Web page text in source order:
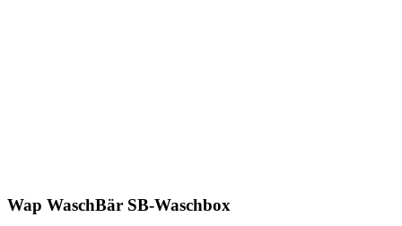
Wap WaschBär SB-Waschbox